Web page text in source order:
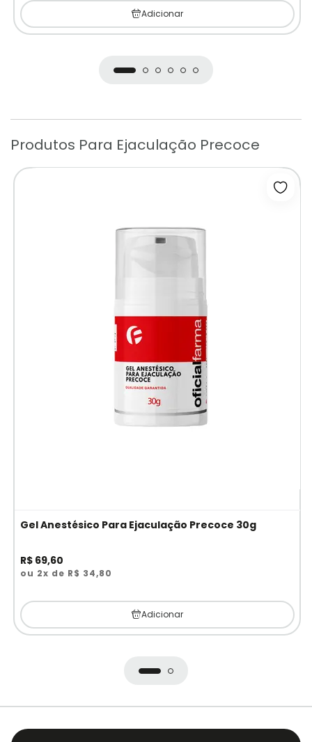
Adicionar
Produtos Para Ejaculação Precoce
Gel Anestésico Para Ejaculação Precoce 30g
R$ 69,60
ou 2x de R$ 34,80
Adicionar